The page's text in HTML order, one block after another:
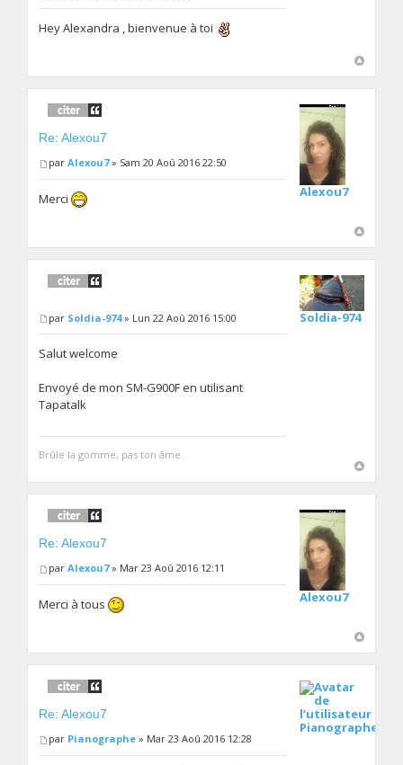
Hey Alexandra , bienvenue à toi
Re: Alexou7
parAlexou7» Sam 20 Aoû 2016 22:50
Merci Alexou7
par Soldia-974» Lun 22 Aoû 2016 15:00
Salut welcome
Envoyé de mon SM-G900F en utilisant
Tapatalk
Brûle la gomme, pas ton âme.
Soldia-974
Re: Alexou7
parAlexou7» Mar 23 Aoû 2016 12:11
Merci à tous Alexou7
Re: Alexou7
par Pianographe » Mar 23 Aoû 2016 12:28
Pianographe